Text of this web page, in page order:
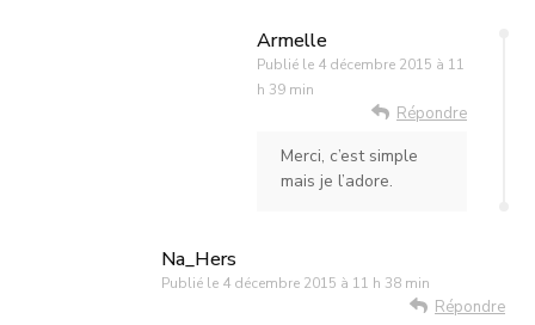
Armelle
Publié le 4 décembre 2015 à 11
h 39 min
Répondre
Merci, c’est simple
mais je l’adore.
Na_Hers
Publié le 4 décembre 2015 à 11 h 38 min
Répondre